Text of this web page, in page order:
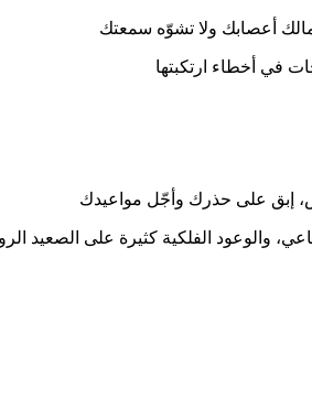
أعصابك ولا تشوّه سمعتك
في أخطاء ارتكبتها
إبق على حذرك وأجّل مواعيدك
والوعود الفلكية كثيرة على الصعيد